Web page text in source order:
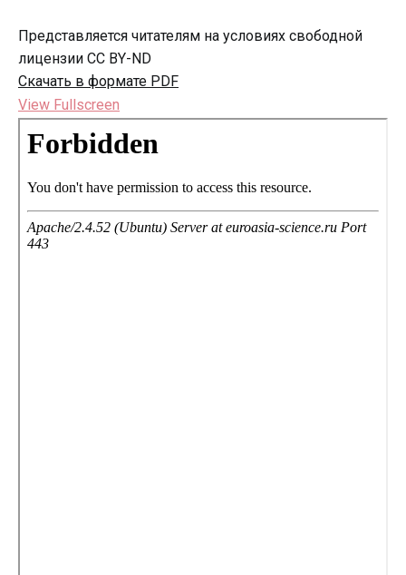
Представляется читателям на условиях свободной
лицензии CC BY-ND
Скачать в формате PDF
View Fullscreen
Перейти
содержимому